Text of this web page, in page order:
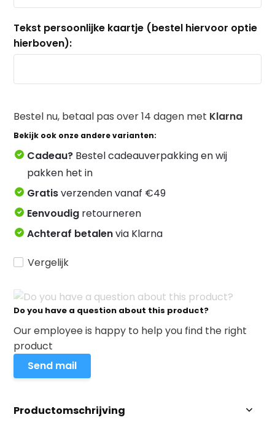
Tekst persoonlijke kaartje (bestel hiervoor optie
hierboven):
Bestel nu, betaal pas over 14 dagen met Klarna
Bekijk ook onze andere varianten:
Cadeau? Bestel cadeauverpakking en wij
pakken het in
Gratisverzenden vanaf €49
Eenvoudig retourneren
Achteraf betalenvia Klarna
Vergelijk
Do you have a question about this product?
Our employee is happy to help you find the right
product
Send mail
Productomschrijving